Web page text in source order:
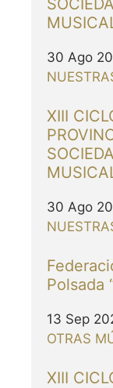
30 Ago
XIII
30 Ago
Polsada
13 Sep
OTRAS
XIII